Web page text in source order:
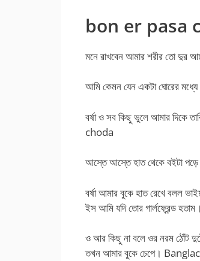
bon er pasa
মনে রাখবেন আমার শরীর তো দুর
আমি কেমন যেন একটা ঘোরের
বর্ষা ও সব কিছু ভুলে আমার দিকে
choda
আস্তে আস্তে হাত থেকে বইটা পড়ে
বর্ষা আমার বুকে হাত রেখে বলল
ইস আমি যদি তোর গার্লফ্রেন্ড
ও আর কিছু না বলে ওর নরম ঠোঁট
তখন আমার বুকে চেপে।